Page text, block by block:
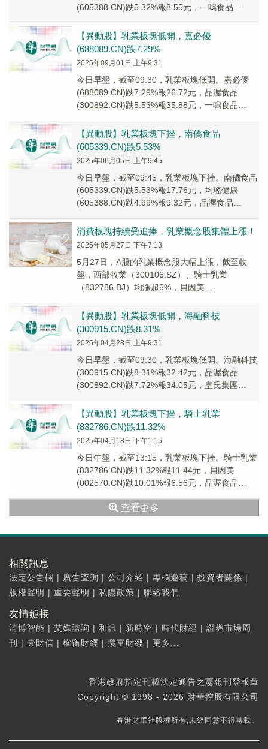
(605388.CN)跌5.32%報8.55元，一鳴食品
【異動股】乳業板塊低開，嘉必優
(688089.CN)跌7.29%
2025年09月01日 上午9:31
今日早盤，截至09:30，乳業板塊低開。嘉必優
(688089.CN)跌7.29%報26.72元，品渥食品
(300892.CN)跌5.53%報35.88元，一鳴食品
【異動股】乳業板塊下挫，南僑食品
(605339.CN)跌5.53%
2025年06月05日 上午9:45
今日早盤，截至09:45，乳業板塊下挫。南僑食品
(605339.CN)跌5.53%報17.76元，均瑤健康
(605388.CN)跌4.99%報9.32元，品渥食品
消費板塊持續受追捧，乳業概念股集體上漲！
2025年05月27日 下午7:13
5月27日，A股的乳業概念股大幅上漲，截至收
盤，西部牧業（300106.SZ）、騎士乳業
（832786.BJ）均漲超6%，貝因美
【異動股】乳業板塊低開，海融科技
(300915.CN)跌8.31%
2025年04月28日 上午9:31
今日早盤，截至09:30，乳業板塊低開。海融科技
(300915.CN)跌8.31%報32.42元，品渥食品
(300892.CN)跌7.72%報34.05元，皇氏集團
【異動股】乳業板塊下挫，騎士乳業
(832786.CN)跌11.32%
2025年04月18日 下午1:15
今日午盤，截至13:15，乳業板塊下挫。騎士乳業
(832786.CN)跌11.32%報11.44元，貝因美
(002570.CN)跌10.01%報6.56元，品渥食品
查看更多
相關訊息
法定公告欄 | 廣告查詢 | 公司介紹 | 專欄邀稿 | 投資者關係 |
版權聲明 | 重要聲明 | 私隱政策 | 聯絡我們
友情鏈接
清博智能 | 艾媒諮詢 | 和訊 | 新時空 | 時代財經 | 證券市場周
刊
| 壹財信 | 權衡財經 | 攬富財經 | 更多...
香港政府指定刊載法定通告之憲報刊登報章
Copyright © 1998 - 2026 財華控股有限公司
香港財華社版權所有,未經同意不得轉載。